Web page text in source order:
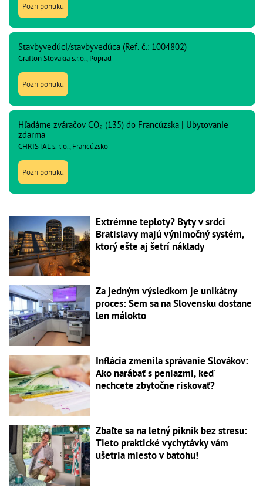
Pozri ponuku
Stavbyvedúci/stavbyvedúca (Ref. č.: 1004802)
Grafton Slovakia s.r.o., Poprad
Pozri ponuku
Hľadáme zváračov CO₂ (135) do Francúzska | Ubytovanie
zdarma
CHRISTAL s. r. o., Francúzsko
Pozri ponuku
Extrémne teploty? Byty v srdci
Bratislavy majú výnimočný systém,
ktorý ešte aj šetrí náklady
Za jedným výsledkom je unikátny
proces: Sem sa na Slovensku dostane
len málokto
Inflácia zmenila správanie Slovákov:
Ako narábať s peniazmi, keď
nechcete zbytočne riskovať?
Zbaľte sa na letný piknik bez stresu:
Tieto praktické vychytávky vám
ušetria miesto v batohu!